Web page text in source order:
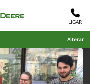
LIGAR
Alterar